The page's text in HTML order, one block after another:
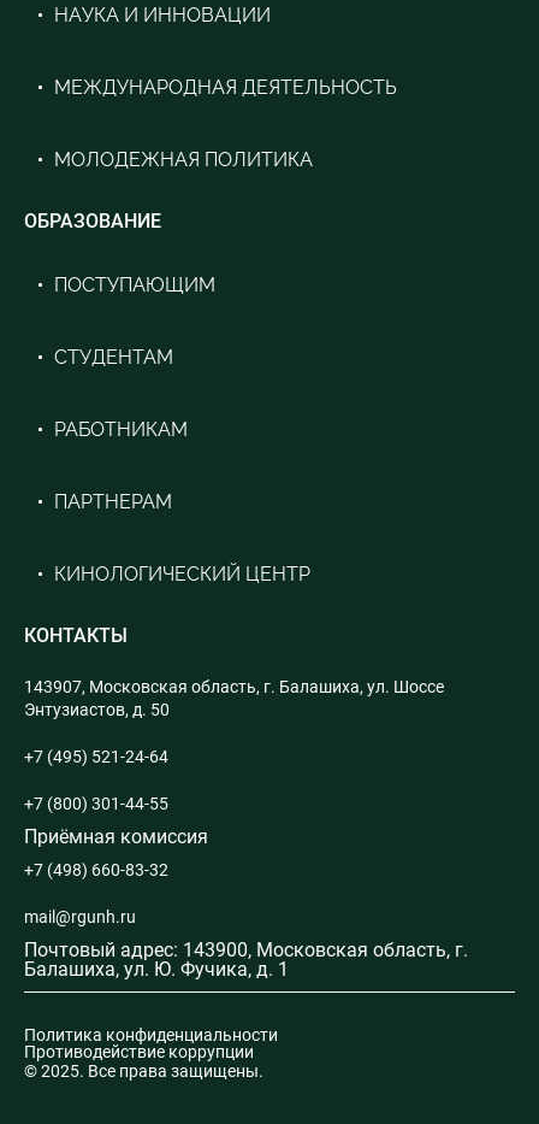
НАУКА И ИННОВАЦИИ
МЕЖДУНАРОДНАЯ ДЕЯТЕЛЬНОСТЬ
МОЛОДЕЖНАЯ ПОЛИТИКА
ОБРАЗОВАНИЕ
ПОСТУПАЮЩИМ
СТУДЕНТАМ
РАБОТНИКАМ
ПАРТНЕРАМ
КИНОЛОГИЧЕСКИЙ ЦЕНТР
КОНТАКТЫ
143907, Московская область, г. Балашиха, ул. Шоссе
Энтузиастов, д. 50
+7 (495) 521-24-64
+7 (800) 301-44-55
Приёмная комиссия
+7 (498) 660-83-32
mail@rgunh.ru
Почтовый адрес: 143900, Московская область, г.
Балашиха, ул. Ю. Фучика, д. 1
© 2025. Все права защищены.
Политика конфиденциальности
Противодействие коррупции